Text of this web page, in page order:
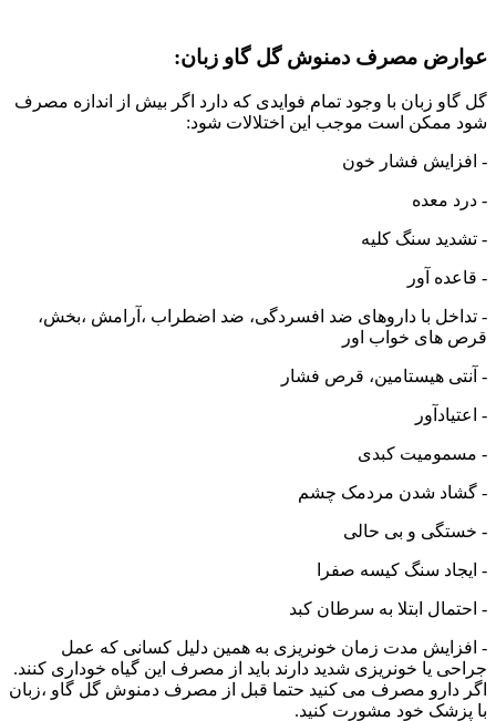
عوارض مصرف دمنوش گل گاو زبان:
گل گاو زبان با وجود تمام فوایدی که دارد اگر بیش از اندازه مصرف
شود ممکن است موجب این اختلالات شود:
- افزایش فشار خون
- درد معده
- تشدید سنگ کلیه
- قاعده آور
- تداخل با داروهای ضد افسردگی، ضد اضطراب ،آرامش ،بخش،
قرص های خواب اور
- آنتی هیستامین، قرص فشار
- اعتیادآور
- مسمومیت کبدی
- گشاد شدن مردمک چشم
- خستگی و بی حالی
- ایجاد سنگ کیسه صفرا
- احتمال ابتلا به سرطان کبد
- افزایش مدت زمان خونریزی به همین دلیل کسانی که عمل
جراحی یا خونریزی شدید دارند باید از مصرف این گیاه خوداری کنند.
اگر دارو مصرف می کنید حتما قبل از مصرف دمنوش گل گاو ،زبان
با پزشک خود مشورت کنید.